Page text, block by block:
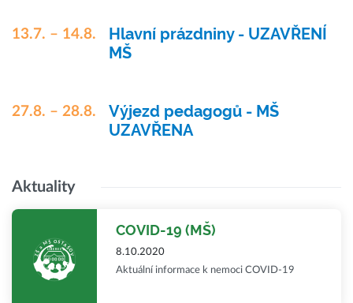
13.7. – 14.8.
Hlavní prázdniny - UZAVŘENÍ
MŠ
27.8. – 28.8.
Výjezd pedagogů - MŠ
UZAVŘENA
Aktuality
COVID-19 (MŠ)
8.10.2020
Aktuální informace k nemoci COVID-19